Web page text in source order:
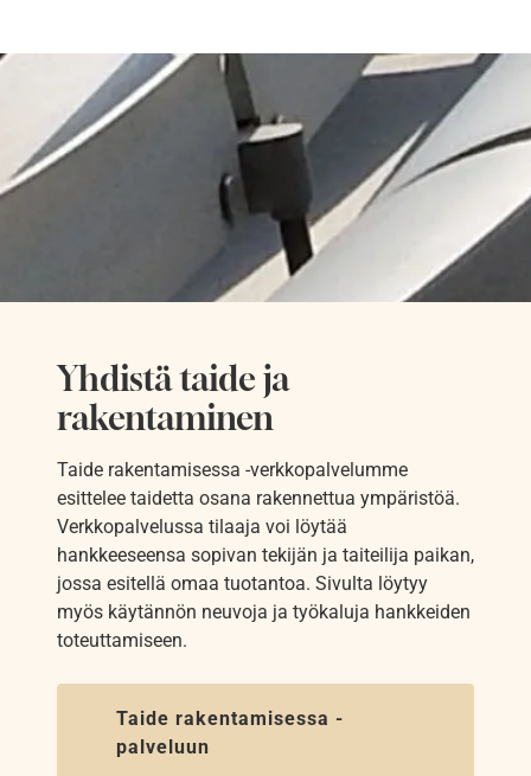
Yhdistä taide ja
rakentaminen
Taide rakentamisessa -verkkopalvelumme
esittelee taidetta osana rakennettua ympäristöä.
Verkkopalvelussa tilaaja voi löytää
hankkeeseensa sopivan tekijän ja taiteilija paikan,
jossa esitellä omaa tuotantoa. Sivulta löytyy
myös käytännön neuvoja ja työkaluja hankkeiden
toteuttamiseen.
Taide rakentamisessa -
palveluun